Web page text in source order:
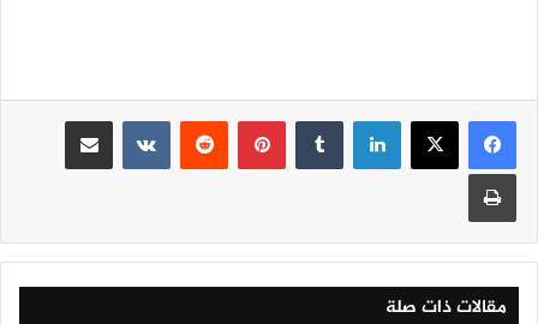
لينكدإن بينتيريست
مقالات ذات صلة